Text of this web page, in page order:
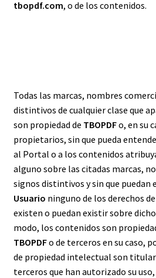
tbopdf.com, o de los contenidos.
Todas las marcas, nombres
distintivos de cualquier clase que
son propiedad de TBOPDFo, en su
propietarios, sin que pueda
al Portal o a los contenidos
alguno sobre las citadas marcas,
signos distintivos y sin que puedan
Usuario ninguno de los derechos
existen o puedan existir sobre
modo, los contenidos son
TBOPDFo de terceros en su caso,
de propiedad intelectual son
terceros que han autorizado su